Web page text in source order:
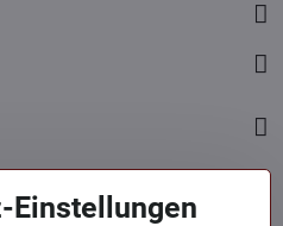
Einstellungen